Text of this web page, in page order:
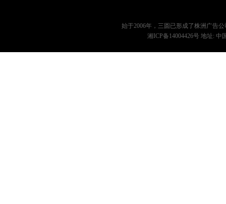
始于2006年，三圆已形成了株洲广告公
湘ICP备14004426号 地址: 中